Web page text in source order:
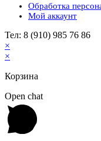
Обработка
Мой аккаунт
Тел: 8 (910) 985 76 86
×
×
Корзина
Open chat